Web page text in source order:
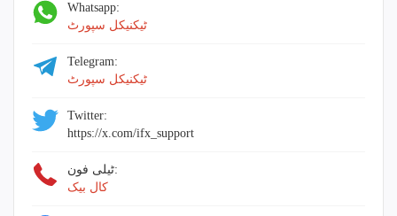
Whatsapp:
ٹیکنیکل سپورٹ
Telegram:
ٹیکنیکل سپورٹ
Twitter:
https://x.com/ifx_support
ٹیلی فون:
کال بیک